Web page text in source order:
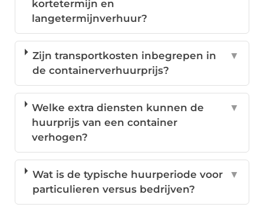
kortetermijn en
langetermijnverhuur?
Zijn transportkosten inbegrepen in
de containerverhuurprijs?
▼
Welke extra diensten kunnen de
huurprijs van een container
verhogen?
▼
Wat is de typische huurperiode voor
particulieren versus bedrijven?
▼